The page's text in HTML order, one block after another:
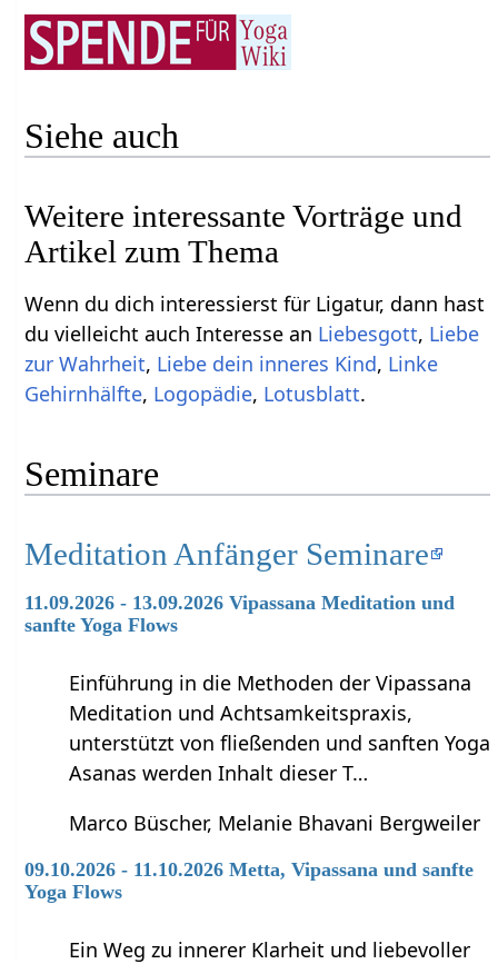
Siehe auch
Weitere interessante Vorträge und
Artikel zum Thema
Wenn du dich interessierst für Ligatur, dann hast
du vielleicht auch Interesse an Liebesgott, Liebe
zur Wahrheit, Liebe dein inneres Kind, Linke
Gehirnhälfte, Logopädie, Lotusblatt.
Seminare
Meditation Anfänger Seminare
11.09.2026 - 13.09.2026 Vipassana Meditation und
sanfte Yoga Flows
Einführung in die Methoden der Vipassana
Meditation und Achtsamkeitspraxis,
unterstützt von fließenden und sanften Yoga
Asanas werden Inhalt dieser T…
Marco Büscher, Melanie Bhavani Bergweiler
09.10.2026 - 11.10.2026 Metta, Vipassana und sanfte
Yoga Flows
Ein Weg zu innerer Klarheit und liebevoller